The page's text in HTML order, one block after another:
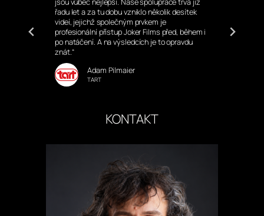
řadu let a za tu dobu vzniklo několik desítek
videí, jejichž společným prvkem je
profesionální přístup Joker Films před, během i
po natáčení. A na výsledcích je to opravdu
znát.“
Adam Pilmaier
TART
KONTAKT